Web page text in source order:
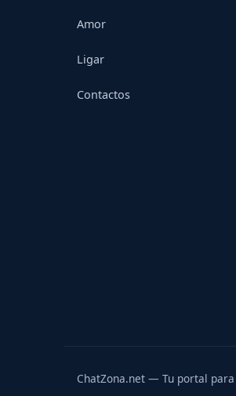
Amor
Ligar
Contactos
ChatZona.net — Tu portal